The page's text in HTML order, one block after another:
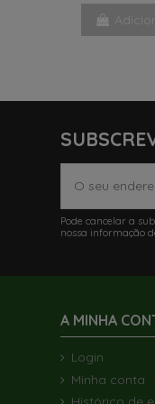
Pode cancelar a
nossa informação
A MINHA
Login
Minha conta